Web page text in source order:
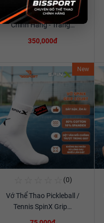
Xem chi tiết
Túi Cầu Lông YWYAT C309
Chính Hãng - Trắng…
350,000đ
New
(0)
Vớ Thể Thao Pickleball /
Tennis SpinX Grip…